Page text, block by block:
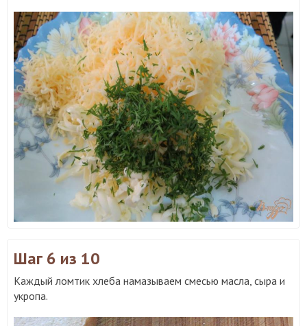
Шаг 6 из 10
Каждый ломтик хлеба намазываем смесью масла, сыра и
укропа.